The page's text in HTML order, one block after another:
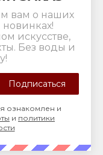
вам о наших
искусстве,
Без воды и
ознакомлен и
и политики